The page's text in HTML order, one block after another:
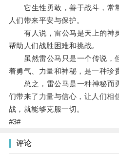
它生性勇敢，善于战斗，常
人们带来平安与保护。
有人说，雷公马是天上的神
帮助人们战胜困难和挑战。
虽然雷公马只是一个传说，
着勇气、力量和神秘，是一种珍
总之，雷公马是一种神秘而
们带来了力量与信心，让人们相
战，就能够克服一切。
#3#
评论